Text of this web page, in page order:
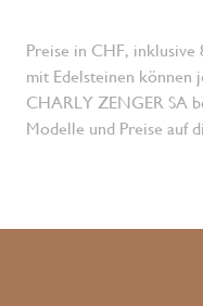
Preise in CHF,
mit Edelsteinen können
CHARLY ZENGER SA
Modelle und Preise auf